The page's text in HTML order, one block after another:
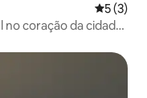
5 de
5 (3)
coração da cidade